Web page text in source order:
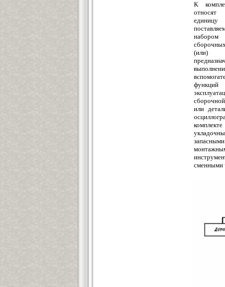
К
относят
единицу
(или)
или
сменными